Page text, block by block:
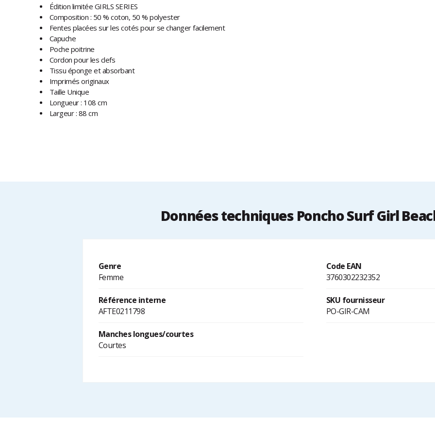
Édition limitée GIRLS SERIES
Composition : 50 % coton, 50 % polyester
Fentes placées sur les cotés pour se changer facilement
Capuche
Poche poitrine
Cordon pour les clefs
Tissu éponge et absorbant
Imprimés originaux
Taille Unique
Longueur : 108 cm
Largeur : 88 cm
Données techniques Poncho Surf Girl
Genre
Femme
Code EAN
3760302232352
Référence interne
AFTE0211798
SKU fournisseur
PO-GIR-CAM
Manches longues/courtes
Courtes